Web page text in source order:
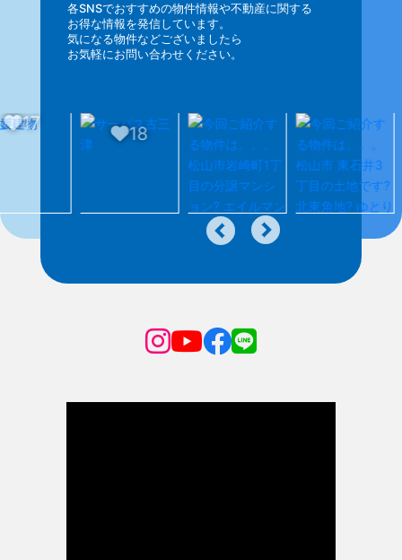
各SNSでおすすめの物件情報や不動産に関する
お得な情報を発信しています。
気になる物件などございましたら
お気軽にお問い合わせください。